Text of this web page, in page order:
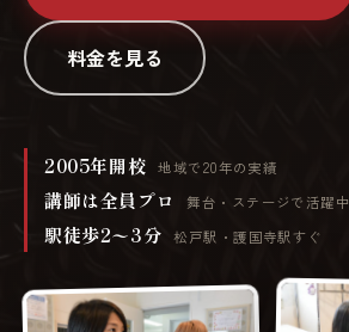
料金を見る
2005年開校 地域で20年の実績
講師は全員プロ 舞台・ステージで活躍中
駅徒歩2〜3分 松戸駅・護国寺駅すぐ